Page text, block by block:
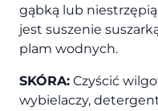
gąbką lub
jest suszenie
plam wodnych.
SKÓRA: Czyścić
wybielaczy,